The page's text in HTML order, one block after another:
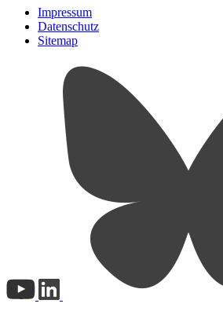
Impressum
Datenschutz
Sitemap